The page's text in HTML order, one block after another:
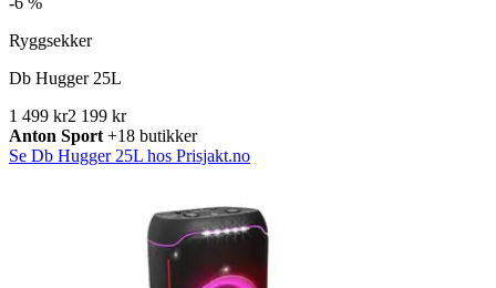
Ryggsekker
Db Hugger 25L
1 499 kr2 199 kr
Anton Sport +18 butikker
Se Db Hugger 25L hos Prisjakt.no